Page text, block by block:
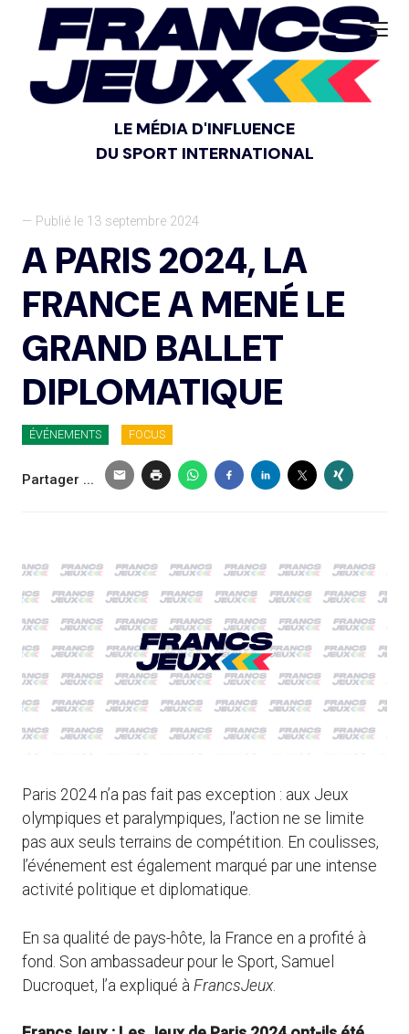
LE MÉDIA D'INFLUENCE
DU SPORT INTERNATIONAL
— Publié le 13 septembre 2024
A PARIS 2024, LA
FRANCE A MENÉ LE
GRAND BALLET
DIPLOMATIQUE
ÉVÉNEMENTS FOCUS
Partager ...
Paris 2024 n’a pas fait pas exception : aux Jeux
olympiques et paralympiques, l’action ne se limite
pas aux seuls terrains de compétition. En coulisses,
l’événement est également marqué par une intense
activité politique et diplomatique.
En sa qualité de pays-hôte, la France en a profité à
fond. Son ambassadeur pour le Sport, Samuel
Ducroquet, l’a expliqué à FrancsJeux.